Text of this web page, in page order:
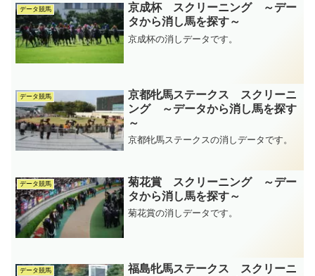
データ競馬
京成杯 スクリーニング ～デー
タから消し馬を探す～
京成杯の消しデータです。
データ競馬
京都牝馬ステークス スクリーニ
ング ～データから消し馬を探す
～
京都牝馬ステークスの消しデータです。
データ競馬
菊花賞 スクリーニング ～デー
タから消し馬を探す～
菊花賞の消しデータです。
データ競馬
福島牝馬ステークス スクリーニ